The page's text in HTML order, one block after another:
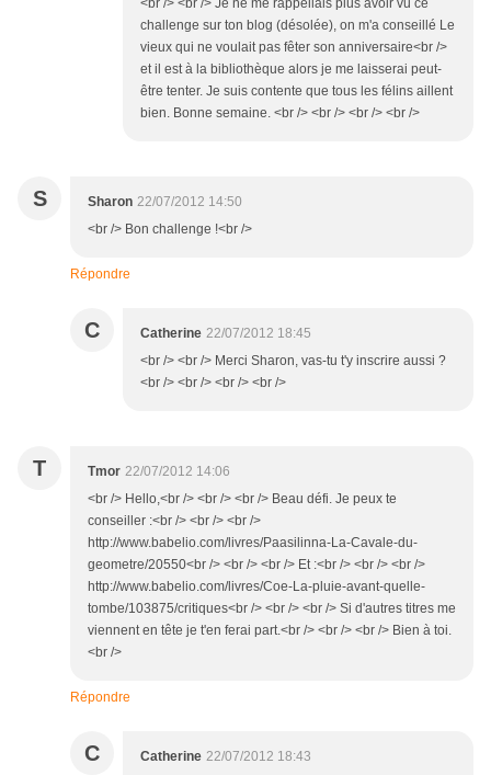
<br /> <br /> Je ne me rappellais plus avoir vu ce
challenge sur ton blog (désolée), on m'a conseillé Le
vieux qui ne voulait pas fêter son anniversaire<br />
et il est à la bibliothèque alors je me laisserai peut-
être tenter. Je suis contente que tous les félins aillent
bien. Bonne semaine. <br /> <br /> <br /> <br />
S Sharon 22/07/2012 14:50
<br /> Bon challenge !<br />
Répondre
C Catherine 22/07/2012 18:45
<br /> <br /> Merci Sharon, vas-tu t'y inscrire aussi ?
<br /> <br /> <br /> <br />
T Tmor 22/07/2012 14:06
<br /> Hello,<br /> <br /> <br /> Beau défi. Je peux te
conseiller :<br /> <br /> <br />
http://www.babelio.com/livres/Paasilinna-La-Cavale-du-
geometre/20550<br /> <br /> <br /> Et :<br /> <br /> <br />
http://www.babelio.com/livres/Coe-La-pluie-avant-quelle-
tombe/103875/critiques<br /> <br /> <br /> Si d'autres titres me
viennent en tête je t'en ferai part.<br /> <br /> <br /> Bien à toi.
<br />
Répondre
C Catherine 22/07/2012 18:43